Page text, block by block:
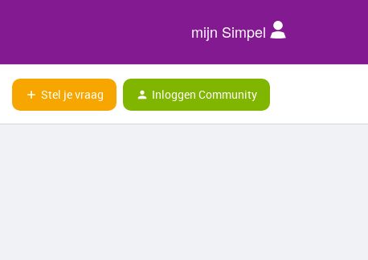
mijn Simpel
Stel je vraag Inloggen Community